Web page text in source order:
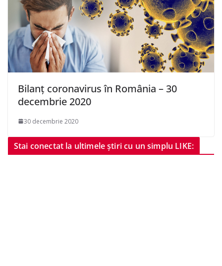
Bilanț coronavirus în România – 30
decembrie 2020
30 decembrie 2020
Stai conectat la ultimele știri cu un simplu LIKE: